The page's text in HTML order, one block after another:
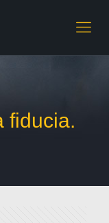
fiducia.